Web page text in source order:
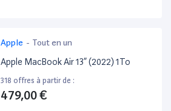
Apple - Tout en un
Apple MacBook Air 13” (2022) 1To
318 offres à partir de :
479,00 €